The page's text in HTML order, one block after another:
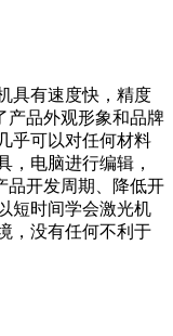
具有速度快，精度
产品外观形象和品牌
乎可以对任何材料
，电脑进行编辑，
品开发周期、降低开
短时间学会激光机
，没有任何不利于